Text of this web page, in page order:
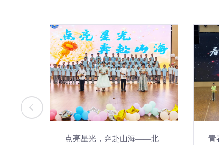
点亮星光，奔赴山海——北
青